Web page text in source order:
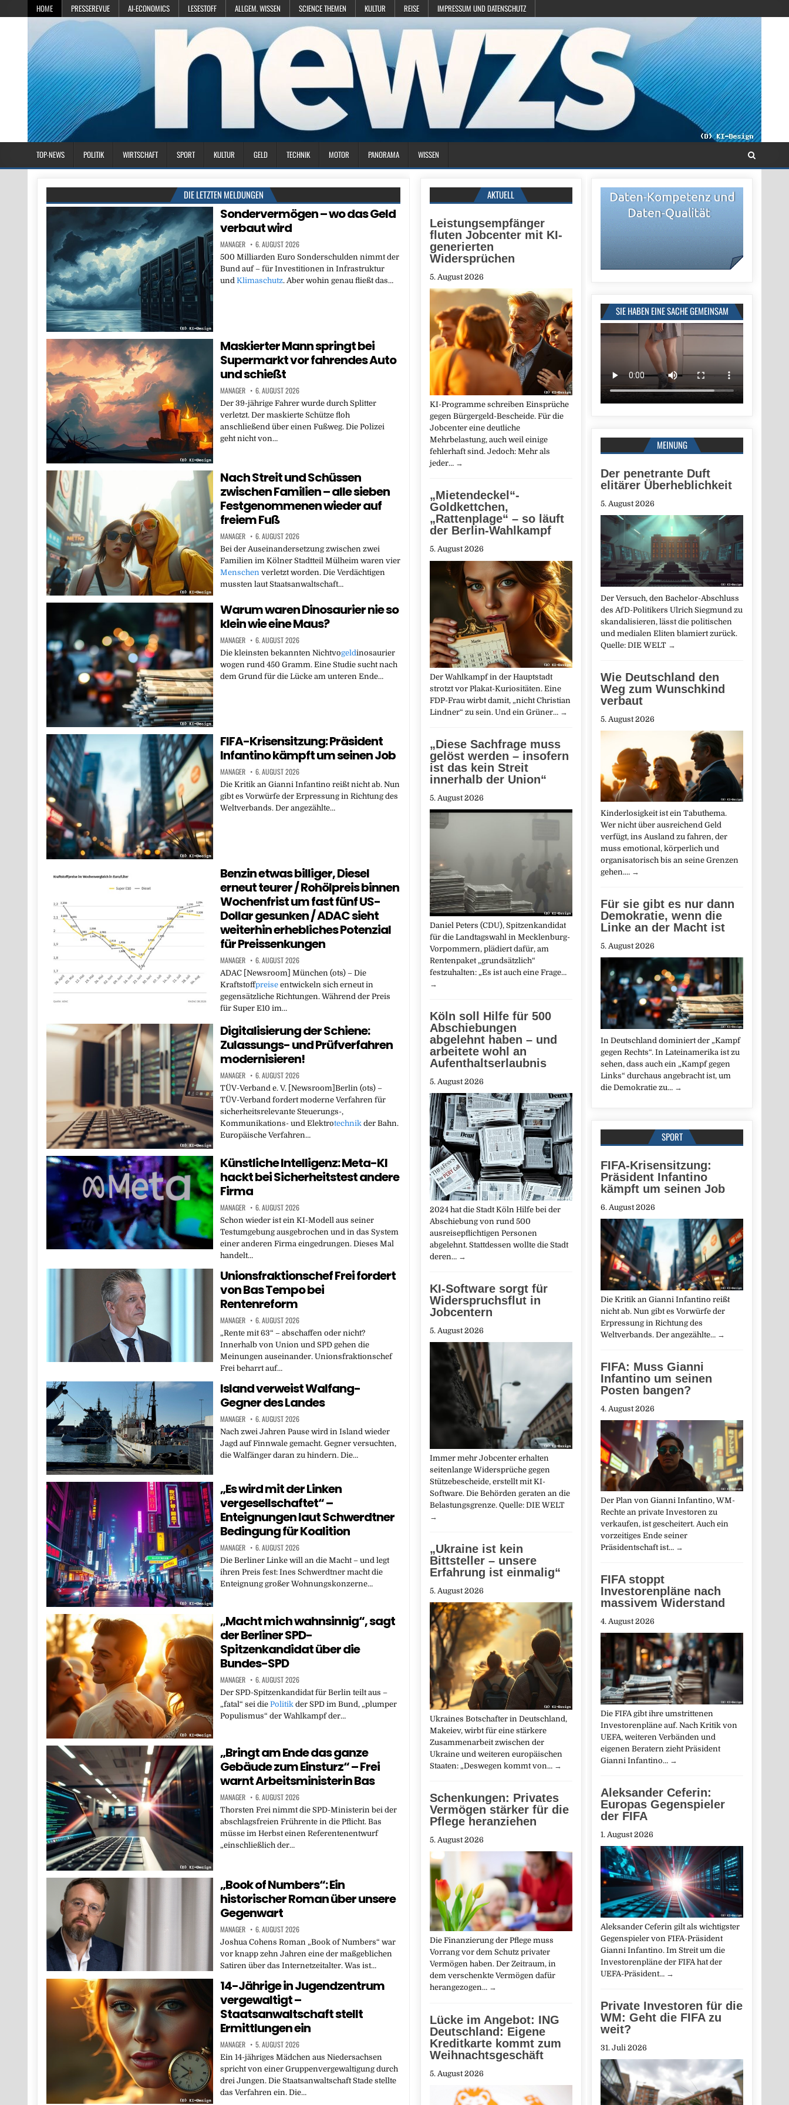
HOME PRESSEREVUE AI-ECONOMICS LESESTOFF ALLGEM. WISSEN SCIENCE THEMEN KULTUR REISE IMPRESSUM UND DATENSCHUTZ
TOP-NEWS POLITIK WIRTSCHAFT SPORT KULTUR GELD TECHNIK MOTOR PANORAMA WISSEN
DIE LETZTEN MELDUNGEN
Sondervermögen – wo das Geld
verbaut wird
MANAGER 6. AUGUST 2026
500 Milliarden Euro Sonderschulden nimmt der
Bund auf – für Investitionen in Infrastruktur
und Klimaschutz. Aber wohin genau fließt das…
Maskierter Mann springt bei
Supermarkt vor fahrendes Auto
und schießt
MANAGER 6. AUGUST 2026
Der 39-jährige Fahrer wurde durch Splitter
verletzt. Der maskierte Schütze floh
anschließend über einen Fußweg. Die Polizei
geht nicht von…
Nach Streit und Schüssen
zwischen Familien – alle sieben
Festgenommenen wieder auf
freiem Fuß
MANAGER 6. AUGUST 2026
Bei der Auseinandersetzung zwischen zwei
Familien im Kölner Stadtteil Mülheim waren vier
Menschenverletzt worden. Die Verdächtigen
mussten laut Staatsanwaltschaft…
Warum waren Dinosaurier nie so
klein wie eine Maus?
MANAGER 6. AUGUST 2026
Die kleinsten bekannten Nichtvogeldinosaurier
wogen rund 450 Gramm. Eine Studie sucht nach
dem Grund für die Lücke am unteren Ende…
FIFA-Krisensitzung: Präsident
Infantino kämpft um seinen Job
MANAGER 6. AUGUST 2026
Die Kritik an Gianni Infantino reißt nicht ab. Nun
gibt es Vorwürfe der Erpressung in Richtung des
Weltverbands. Der angezählte…
Benzin etwas billiger, Diesel
erneut teurer / Rohölpreis binnen
Wochenfrist um fast fünf US-
Dollar gesunken / ADAC sieht
weiterhin erhebliches Potenzial
für Preissenkungen
MANAGER 6. AUGUST 2026
ADAC [Newsroom] München (ots) – Die
Kraftstoffpreiseentwickeln sich erneut in
gegensätzliche Richtungen. Während der Preis
für Super E10 im…
Digitalisierung der Schiene:
Zulassungs- und Prüfverfahren
modernisieren!
MANAGER 6. AUGUST 2026
TÜV-Verband e. V. [Newsroom]Berlin (ots) –
TÜV-Verband fordert moderne Verfahren für
sicherheitsrelevante Steuerungs-,
Kommunikations- und Elektrotechnikder Bahn.
Europäische Verfahren…
Künstliche Intelligenz: Meta-KI
hackt bei Sicherheitstest andere
Firma
MANAGER 6. AUGUST 2026
Schon wieder ist ein KI-Modell aus seiner
Testumgebung ausgebrochen und in das System
einer anderen Firma eingedrungen. Dieses Mal
handelt…
Unionsfraktionschef Frei fordert
von Bas Tempo bei
Rentenreform
MANAGER 6. AUGUST 2026
„Rente mit 63“ – abschaffen oder nicht?
Innerhalb von Union und SPD gehen die
Meinungen auseinander. Unionsfraktionschef
Frei beharrt auf…
Island verweist Walfang-
Gegner des Landes
MANAGER 6. AUGUST 2026
Nach zwei Jahren Pause wird in Island wieder
Jagd auf Finnwale gemacht. Gegner versuchten,
die Walfänger daran zu hindern. Die…
„Es wird mit der Linken
vergesellschaftet“ –
Enteignungen laut Schwerdtner
Bedingung für Koalition
MANAGER 6. AUGUST 2026
Die Berliner Linke will an die Macht – und legt
ihren Preis fest: Ines Schwerdtner macht die
Enteignung großer Wohnungskonzerne…
„Macht mich wahnsinnig“, sagt
der Berliner SPD-
Spitzenkandidat über die
Bundes-SPD
MANAGER 6. AUGUST 2026
Der SPD-Spitzenkandidat für Berlin teilt aus –
„fatal“ sei die Politikder SPD im Bund, „plumper
Populismus“ der Wahlkampf der…
„Bringt am Ende das ganze
Gebäude zum Einsturz“ – Frei
warnt Arbeitsministerin Bas
MANAGER 6. AUGUST 2026
Thorsten Frei nimmt die SPD-Ministerin bei der
abschlagsfreien Frührente in die Pflicht. Bas
müsse im Herbst einen Referentenentwurf
„einschließlich der…
„Book of Numbers“: Ein
historischer Roman über unsere
Gegenwart
MANAGER 6. AUGUST 2026
Joshua Cohens Roman „Book of Numbers“ war
vor knapp zehn Jahren eine der maßgeblichen
Satiren über das Internetzeitalter. Was ist…
14-Jährige in Jugendzentrum
vergewaltigt –
Staatsanwaltschaft stellt
Ermittlungen ein
MANAGER 5. AUGUST 2026
Ein 14-jähriges Mädchen aus Niedersachsen
spricht von einer Gruppenvergewaltigung durch
drei Jungen. Die Staatsanwaltschaft Stade stellte
das Verfahren ein. Die…
SIE HABEN EINE SACHE GEMEINSAM
MEINUNG
Der penetrante Duft
elitärer Überheblichkeit
5. August 2026
Der Versuch, den Bachelor-Abschluss
des AfD-Politikers Ulrich Siegmund zu
skandalisieren, lässt die politischen
und medialen Eliten blamiert zurück.
Quelle: DIE WELT →
Wie Deutschland den
Weg zum Wunschkind
verbaut
5. August 2026
Kinderlosigkeit ist ein Tabuthema.
Wer nicht über ausreichend Geld
verfügt, ins Ausland zu fahren, der
muss emotional, körperlich und
organisatorisch bis an seine Grenzen
gehen.… →
Für sie gibt es nur dann
Demokratie, wenn die
Linke an der Macht ist
5. August 2026
In Deutschland dominiert der „Kampf
gegen Rechts“. In Lateinamerika ist zu
sehen, dass auch ein „Kampf gegen
Links“ durchaus angebracht ist, um
die Demokratie zu… →
SPORT
FIFA-Krisensitzung:
Präsident Infantino
kämpft um seinen Job
6. August 2026
Die Kritik an Gianni Infantino reißt
nicht ab. Nun gibt es Vorwürfe der
Erpressung in Richtung des
Weltverbands. Der angezählte… →
FIFA: Muss Gianni
Infantino um seinen
Posten bangen?
4. August 2026
Der Plan von Gianni Infantino, WM-
Rechte an private Investoren zu
verkaufen, ist gescheitert. Auch ein
vorzeitiges Ende seiner
Präsidentschaft ist… →
FIFA stoppt
Investorenpläne nach
massivem Widerstand
4. August 2026
Die FIFA gibt ihre umstrittenen
Investorenpläne auf. Nach Kritik von
UEFA, weiteren Verbänden und
eigenen Beratern zieht Präsident
Gianni Infantino… →
Aleksander Ceferin:
Europas Gegenspieler
der FIFA
1. August 2026
Aleksander Ceferin gilt als wichtigster
Gegenspieler von FIFA-Präsident
Gianni Infantino. Im Streit um die
Investorenpläne der FIFA hat der
UEFA-Präsident… →
Private Investoren für die
WM: Geht die FIFA zu
weit?
31. Juli 2026
AKTUELL
Leistungsempfänger
fluten Jobcenter mit KI-
generierten
Widersprüchen
5. August 2026
KI-Programme schreiben Einsprüche
gegen Bürgergeld-Bescheide. Für die
Jobcenter eine deutliche
Mehrbelastung, auch weil einige
fehlerhaft sind. Jedoch: Mehr als
jeder… →
„Mietendeckel“-
Goldkettchen,
„Rattenplage“ – so läuft
der Berlin-Wahlkampf
5. August 2026
Der Wahlkampf in der Hauptstadt
strotzt vor Plakat-Kuriositäten. Eine
FDP-Frau wirbt damit, „nicht Christian
Lindner“ zu sein. Und ein Grüner… →
„Diese Sachfrage muss
gelöst werden – insofern
ist das kein Streit
innerhalb der Union“
5. August 2026
Daniel Peters (CDU), Spitzenkandidat
für die Landtagswahl in Mecklenburg-
Vorpommern, plädiert dafür, am
Rentenpaket „grundsätzlich“
festzuhalten: „Es ist auch eine Frage…
→
Köln soll Hilfe für 500
Abschiebungen
abgelehnt haben – und
arbeitete wohl an
Aufenthaltserlaubnis
5. August 2026
2024 hat die Stadt Köln Hilfe bei der
Abschiebung von rund 500
ausreisepflichtigen Personen
abgelehnt. Stattdessen wollte die Stadt
deren… →
KI-Software sorgt für
Widerspruchsflut in
Jobcentern
5. August 2026
Immer mehr Jobcenter erhalten
seitenlange Widersprüche gegen
Stützebescheide, erstellt mit KI-
Software. Die Behörden geraten an die
Belastungsgrenze. Quelle: DIE WELT
→
„Ukraine ist kein
Bittsteller – unsere
Erfahrung ist einmalig“
5. August 2026
Ukraines Botschafter in Deutschland,
Makeiev, wirbt für eine stärkere
Zusammenarbeit zwischen der
Ukraine und weiteren europäischen
Staaten: „Deswegen kommt von… →
Schenkungen: Privates
Vermögen stärker für die
Pflege heranziehen
5. August 2026
Die Finanzierung der Pflege muss
Vorrang vor dem Schutz privater
Vermögen haben. Der Zeitraum, in
dem verschenkte Vermögen dafür
herangezogen… →
Lücke im Angebot: ING
Deutschland: Eigene
Kreditkarte kommt zum
Weihnachtsgeschäft
5. August 2026